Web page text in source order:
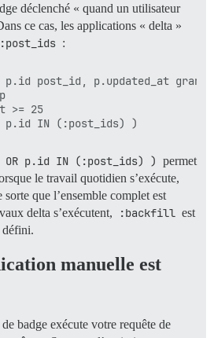
déclenché « quand un utilisateur
ce cas, les applications « delta »
:post_ids :
p.id post_id, p.updated_at
>= 25
p.id IN (:post_ids) ) permet
le travail quotidien s’exécute,
sorte que l’ensemble complet est
delta s’exécutent,
:backfill est
défini.
manuelle est
badge exécute votre requête de